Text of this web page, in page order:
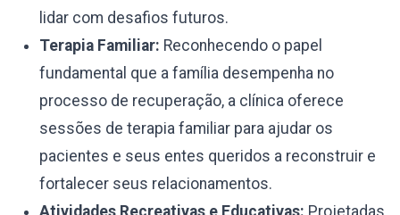
lidar com desafios futuros.
Terapia Familiar: Reconhecendo o papel
fundamental que a família desempenha no
processo de recuperação, a clínica oferece
sessões de terapia familiar para ajudar os
pacientes e seus entes queridos a reconstruir e
fortalecer seus relacionamentos.
Atividades Recreativas e Educativas: Projetadas